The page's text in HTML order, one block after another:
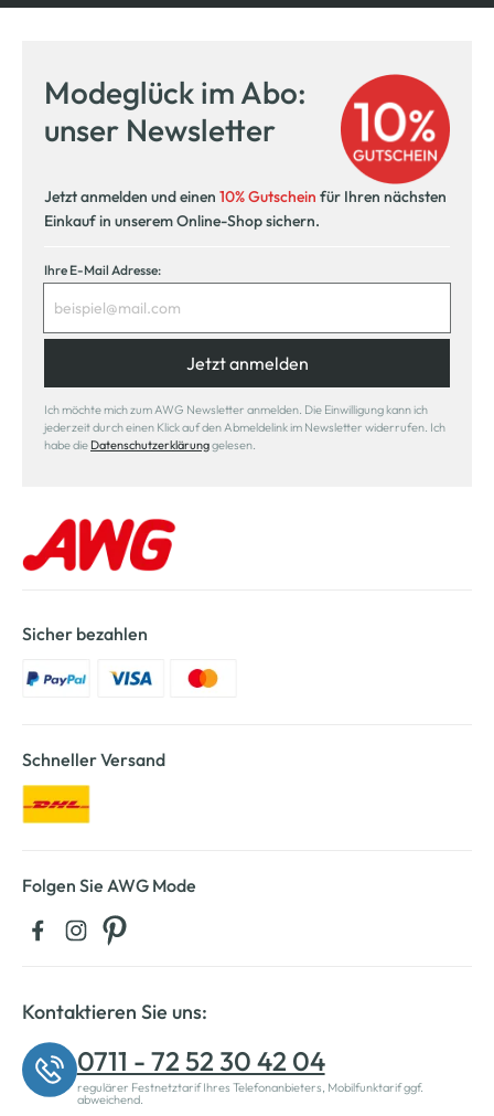
Modeglück im Abo:
unser Newsletter
Jetzt anmelden und einen 10% Gutschein für Ihren nächsten
Einkauf in unserem Online-Shop sichern.
Ihre E-Mail Adresse:
Jetzt anmelden
Ich möchte mich zum AWG Newsletter anmelden. Die Einwilligung kann ich
jederzeit durch einen Klick auf den Abmeldelink im Newsletter widerrufen. Ich
habe die Datenschutzerklärunggelesen.
Sicher bezahlen
Schneller Versand
Folgen Sie AWG Mode
Kontaktieren Sie uns:
0711 - 72 52 30 42 04
regulärer Festnetztarif Ihres Telefonanbieters, Mobilfunktarif ggf.
abweichend.